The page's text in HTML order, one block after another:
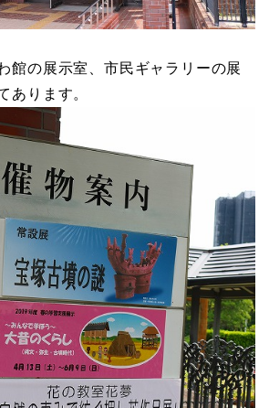
館の展示室、市民ギャラリーの展
あります。